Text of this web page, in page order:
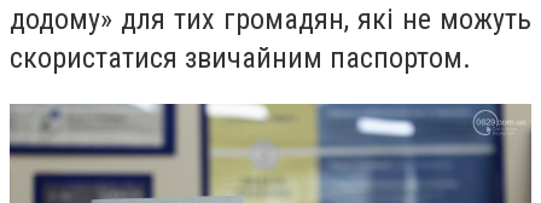
додому» для тих громадян, які не можуть
скористатися звичайним паспортом.